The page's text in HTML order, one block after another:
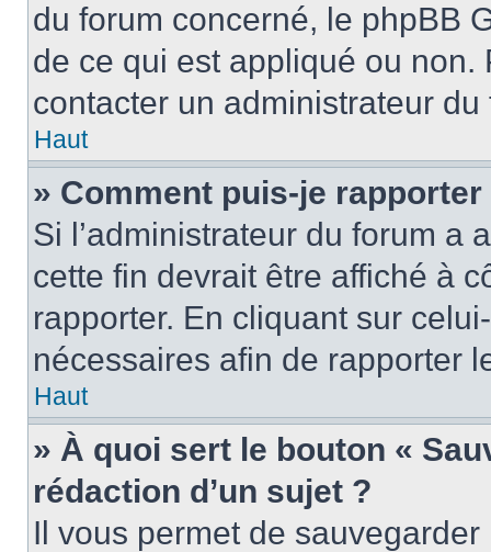
du forum concerné, le phpBB
de ce qui est appliqué ou non.
contacter un administrateur du
Haut
» Comment puis-je
Si l’administrateur du forum a
cette fin devrait être affiché à
rapporter. En cliquant sur
nécessaires afin de rapporter
Haut
» À quoi sert le bouton «
rédaction d’un sujet ?
Il vous permet de